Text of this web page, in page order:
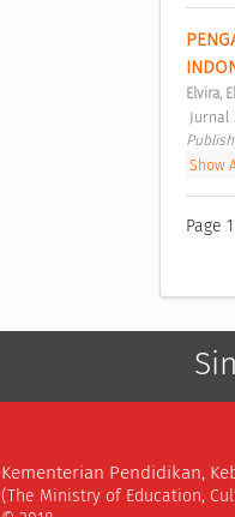
Elvira,
Jurnal
Show
Page
Kementerian Pendidikan,
(The Ministry of Education,